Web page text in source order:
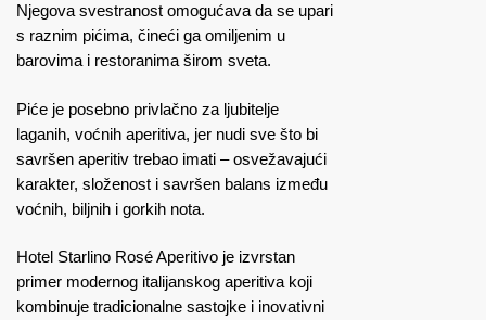
Njegova svestranost omogućava da se upari
s raznim pićima, čineći ga omiljenim u
barovima i restoranima širom sveta.
Piće je posebno privlačno za ljubitelje
laganih, voćnih aperitiva, jer nudi sve što bi
savršen aperitiv trebao imati – osvežavajući
karakter, složenost i savršen balans između
voćnih, biljnih i gorkih nota.
Hotel Starlino Rosé Aperitivo je izvrstan
primer modernog italijanskog aperitiva koji
kombinuje tradicionalne sastojke i inovativni